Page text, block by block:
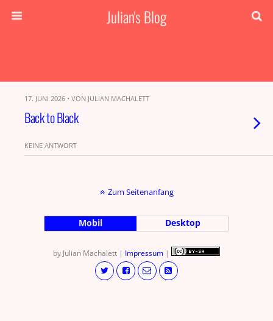
Julian's Blog
17. JUNI 2026 • VON JULIAN MACHALETT
Back to Black
KEINE ANTWORT
Zum Seitenanfang
Mobil Desktop
by Julian Machalett | Impressum |